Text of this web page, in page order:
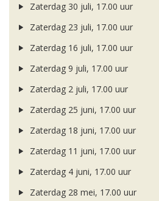
Zaterdag 30 juli, 17.00 uur
Zaterdag 23 juli, 17.00 uur
Zaterdag 16 juli, 17.00 uur
Zaterdag 9 juli, 17.00 uur
Zaterdag 2 juli, 17.00 uur
Zaterdag 25 juni, 17.00 uur
Zaterdag 18 juni, 17.00 uur
Zaterdag 11 juni, 17.00 uur
Zaterdag 4 juni, 17.00 uur
Zaterdag 28 mei, 17.00 uur